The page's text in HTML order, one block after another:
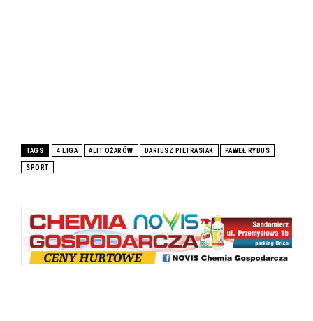
TAGS 4 LIGA ALIT OŻARÓW DARIUSZ PIETRASIAK PAWEŁ RYBUS
SPORT